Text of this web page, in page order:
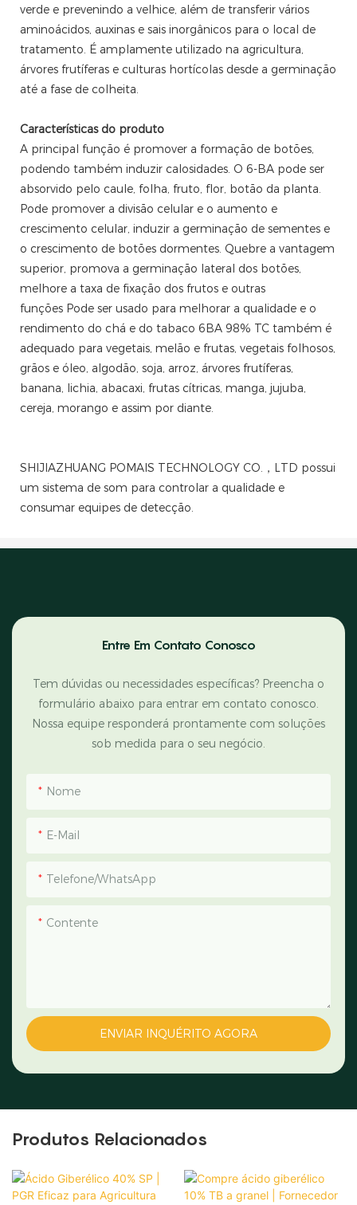
verde e prevenindo a velhice, além de transferir vários
aminoácidos, auxinas e sais inorgânicos para o local de
tratamento. É amplamente utilizado na agricultura,
árvores frutíferas e culturas hortícolas desde a germinação
até a fase de colheita.
Características do produto
A principal função é promover a formação de botões,
podendo também induzir calosidades. O 6-BA pode ser
absorvido pelo caule, folha, fruto, flor, botão da planta.
Pode promover a divisão celular e o aumento e
crescimento celular, induzir a germinação de sementes e
o crescimento de botões dormentes. Quebre a vantagem
superior, promova a germinação lateral dos botões,
melhore a taxa de fixação dos frutos e outras
funções Pode ser usado para melhorar a qualidade e o
rendimento do chá e do tabaco 6BA 98% TC também é
adequado para vegetais, melão e frutas, vegetais folhosos,
grãos e óleo, algodão, soja, arroz, árvores frutíferas,
banana, lichia, abacaxi, frutas cítricas, manga, jujuba,
cereja, morango e assim por diante.
SHIJIAZHUANG POMAIS TECHNOLOGY CO.，LTD possui
um sistema de som para controlar a qualidade e
consumar equipes de detecção.
Entre Em Contato Conosco
Tem dúvidas ou necessidades específicas? Preencha o
formulário abaixo para entrar em contato conosco.
Nossa equipe responderá prontamente com soluções
sob medida para o seu negócio.
Nome
E-Mail
Telefone/WhatsApp
Contente
ENVIAR INQUÉRITO AGORA
Produtos Relacionados